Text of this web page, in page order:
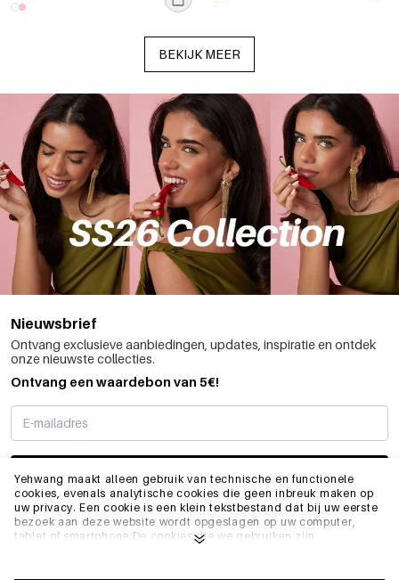
Yehwang maakt alleen gebruik van technische en functionele
cookies, evenals analytische cookies die geen inbreuk maken op
uw privacy. Een cookie is een klein tekstbestand dat bij uw eerste
bezoek aan deze website wordt opgeslagen op uw computer,
tablet of smartphone.De cookies die we gebruiken zijn
BEKIJK MEER
Nieuwsbrief
Ontvang exclusieve aanbiedingen, updates, inspiratie en ontdek
onze nieuwste collecties.
Ontvang een waardebon van 5€!
SCHRIJF ME IN
INFO